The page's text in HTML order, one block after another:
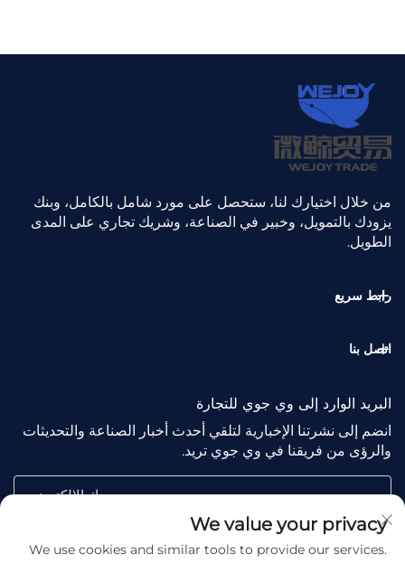
من خلال اختيارك لنا، ستحصل على مورد شامل بالكامل، وبنك
يزودك بالتمويل، وخبير في الصناعة، وشريك تجاري على المدى
الطويل.
رابط سريع
اتصل بنا
البريد الوارد إلى وي جوي للتجارة
انضم إلى نشرتنا الإخبارية لتلقي أحدث أخبار الصناعة والتحديثات
والرؤى من فريقنا في وي جوي تريد.
بريدك الإلكتروني
Subscribe
We value your privacy
We use cookies and similar tools to provide our services.